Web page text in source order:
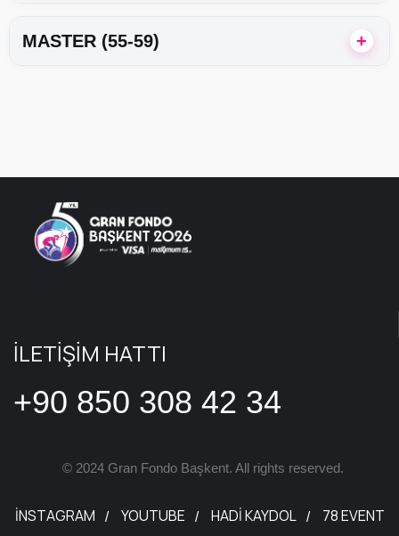
MASTER (55-59)
İLETİŞİM HATTI
+90 850 308 42 34
© 2024 Gran Fondo Başkent. All rights reserved.
INSTAGRAM YOUTUBE HADI KAYDOL 78 EVENT